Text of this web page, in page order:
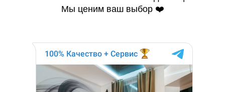
Мы ценим ваш выбор ❤️